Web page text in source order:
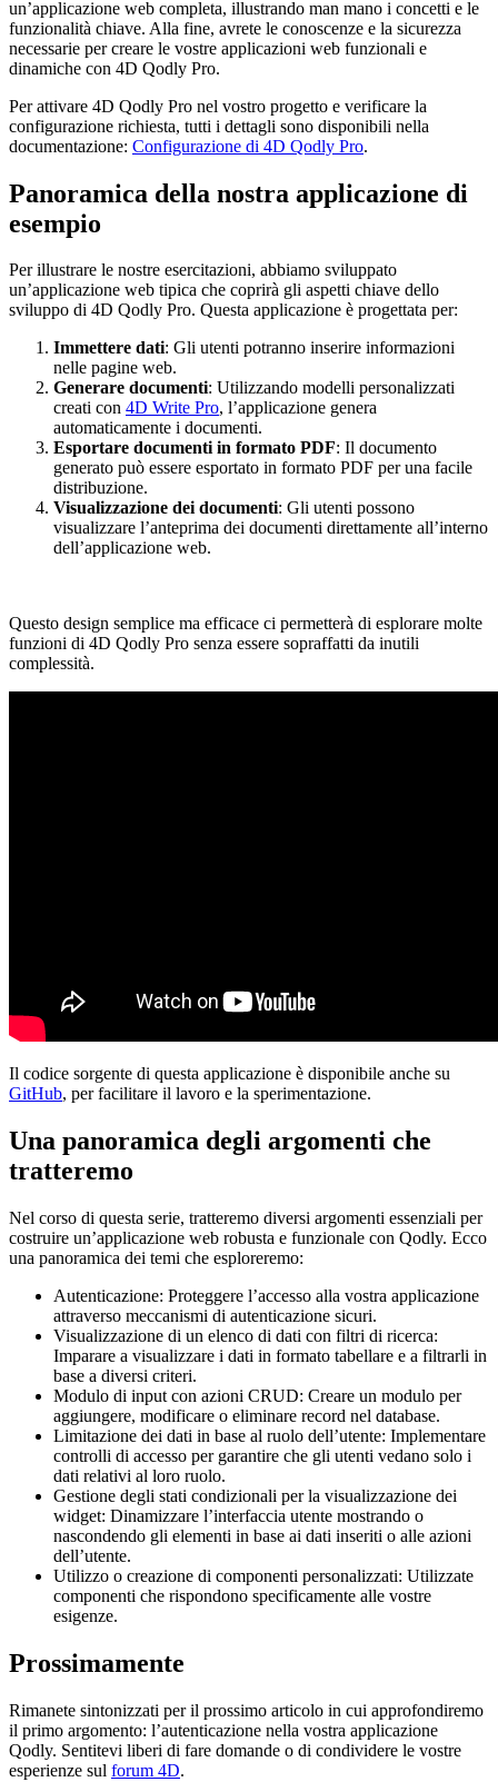
un’applicazione web completa, illustrando man mano i concetti e le
funzionalità chiave. Alla fine, avrete le conoscenze e la sicurezza
necessarie per creare le vostre applicazioni web funzionali e
dinamiche con 4D Qodly Pro.
Per attivare 4D Qodly Pro nel vostro progetto e verificare la
configurazione richiesta, tutti i dettagli sono disponibili nella
documentazione: Configurazione di 4D Qodly Pro.
Panoramica della nostra applicazione di
esempio
Per illustrare le nostre esercitazioni, abbiamo sviluppato
un’applicazione web tipica che coprirà gli aspetti chiave dello
sviluppo di 4D Qodly Pro. Questa applicazione è progettata per:
Immettere dati: Gli utenti potranno inserire informazioni
nelle pagine web.
Generare documenti: Utilizzando modelli personalizzati
creati con 4D Write Pro, l’applicazione genera
automaticamente i documenti.
Esportare documenti in formato PDF: Il documento
generato può essere esportato in formato PDF per una facile
distribuzione.
Visualizzazione dei documenti: Gli utenti possono
visualizzare l’anteprima dei documenti direttamente all’interno
dell’applicazione web.
Questo design semplice ma efficace ci permetterà di esplorare molte
funzioni di 4D Qodly Pro senza essere sopraffatti da inutili
complessità.
Il codice sorgente di questa applicazione è disponibile anche su
GitHub, per facilitare il lavoro e la sperimentazione.
Una panoramica degli argomenti che
tratteremo
Nel corso di questa serie, tratteremo diversi argomenti essenziali per
costruire un’applicazione web robusta e funzionale con Qodly. Ecco
una panoramica dei temi che esploreremo:
Autenticazione: Proteggere l’accesso alla vostra applicazione
attraverso meccanismi di autenticazione sicuri.
Visualizzazione di un elenco di dati con filtri di ricerca:
Imparare a visualizzare i dati in formato tabellare e a filtrarli in
base a diversi criteri.
Modulo di input con azioni CRUD: Creare un modulo per
aggiungere, modificare o eliminare record nel database.
Limitazione dei dati in base al ruolo dell’utente: Implementare
controlli di accesso per garantire che gli utenti vedano solo i
dati relativi al loro ruolo.
Gestione degli stati condizionali per la visualizzazione dei
widget: Dinamizzare l’interfaccia utente mostrando o
nascondendo gli elementi in base ai dati inseriti o alle azioni
dell’utente.
Utilizzo o creazione di componenti personalizzati: Utilizzate
componenti che rispondono specificamente alle vostre
esigenze.
Prossimamente
Rimanete sintonizzati per il prossimo articolo in cui approfondiremo
il primo argomento: l’autenticazione nella vostra applicazione
Qodly. Sentitevi liberi di fare domande o di condividere le vostre
esperienze sul forum 4D.